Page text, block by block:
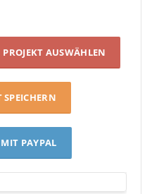
PROJEKT AUSWÄHLEN
SPEICHERN
PAYPAL